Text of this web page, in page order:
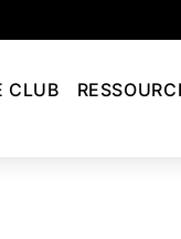
CLUB